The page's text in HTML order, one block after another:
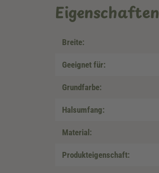
Eigenschaften
Breite:
Geeignet für:
Grundfarbe:
Halsumfang:
Material:
Produkteigenschaft: